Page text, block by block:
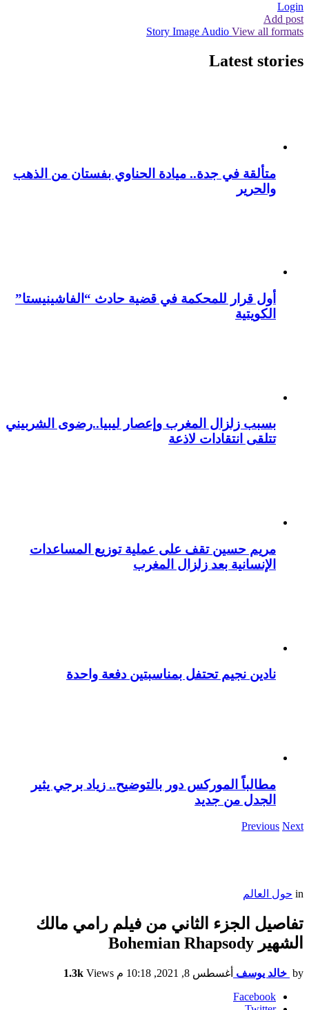
Login
Add post
Story Image Audio View all formats
Latest stories
متألقة في جدة.. ميادة الحناوي بفستان من الذهب
والحرير
أول قرار للمحكمة في قضية حادث “الفاشينيستا”
الكويتية
بسبب زلزال المغرب وإعصار ليبيا..رضوى الشربيني
تتلقى انتقادات لاذعة
مريم حسين تقف على عملية توزيع المساعدات
الإنسانية بعد زلزال المغرب
نادين نجيم تحتفل بمناسبتين دفعة واحدة
مطالباً الموركس دور بالتوضيح.. زياد برجي يثير
الجدل من جديد
Previous Next
in حول العالم
تفاصيل الجزء الثاني من فيلم رامي مالك
الشهير Bohemian Rhapsody
by خالد يوسف أغسطس 8, 2021, 10:18 م 1.3k Views
Facebook